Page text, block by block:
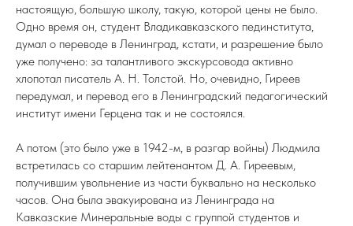
настоящую, большую школу, такую, которой цены не было.
Одно время он, студент Владикавказского пединститута,
думал о переводе в Ленинград, кстати, и разрешение было
уже получено: за талантливого экскурсовода активно
хлопотал писатель А. Н. Толстой. Но, очевидно, Гиреев
передумал, и перевод его в Ленинградский педагогический
институт имени Герцена так и не состоялся.
А потом (это было уже в 1942-м, в разгар войны) Людмила
встретилась со старшим лейтенантом Д. А. Гиреевым,
получившим увольнение из части буквально на несколько
часов. Она была эвакуирована из Ленинграда на
Кавказские Минеральные воды с группой студентов и